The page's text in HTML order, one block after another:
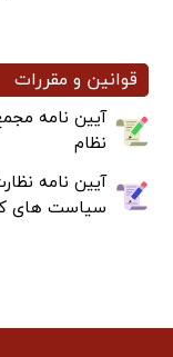
قوانین و مقررات
آیین نامه
نظام
آیین نامه
سیاست های